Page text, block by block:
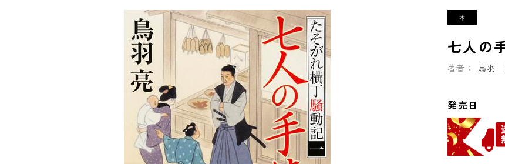
七人の
著者： 鳥羽
発売日